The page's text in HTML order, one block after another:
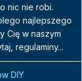
nic nie robi.
najlepszego
Cię w naszym
regulaminy...
DIY